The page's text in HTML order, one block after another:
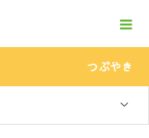
つぶやき